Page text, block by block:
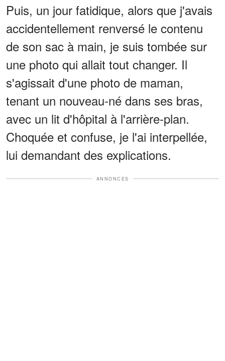
Puis, un jour fatidique, alors que j'avais
accidentellement renversé le contenu
de son sac à main, je suis tombée sur
une photo qui allait tout changer. Il
s'agissait d'une photo de maman,
tenant un nouveau-né dans ses bras,
avec un lit d'hôpital à l'arrière-plan.
Choquée et confuse, je l'ai interpellée,
lui demandant des explications.
ANNONCES